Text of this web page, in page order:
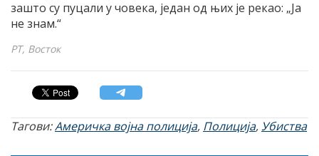
зашто су пуцали у човека, један од њих је рекао: „Ја
не знам.“
РТ, Восток
Тагови:Америчка војна полиција, Полиција,Убиства